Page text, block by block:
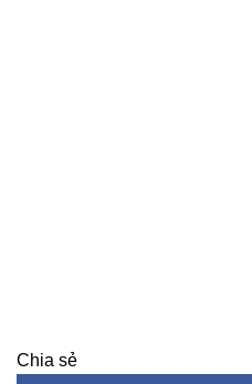
Chia sẻ